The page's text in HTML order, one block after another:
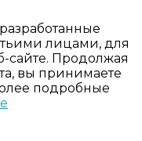
лицами, для
сайте. Продолжая
вы принимаете
подробные